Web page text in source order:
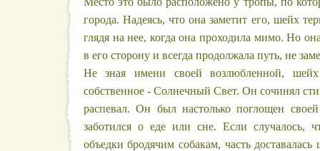
города. Надеясь, что она заметит его, шейх
глядя на нее, когда она проходила мимо. Но
в его сторону и всегда продолжала путь, не
Не зная имени своей возлюбленной,
собственное - Солнечный Свет. Он сочинял
распевал. Он был настолько поглощен
заботился о еде или сне. Если случалось,
объедки бродячим собакам, часть